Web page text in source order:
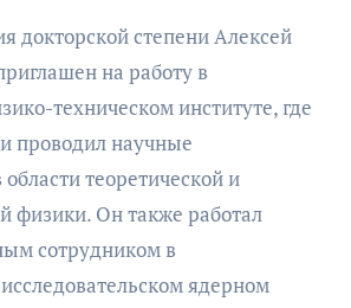
докторской степени Алексей
на работу в
техническом институте, где
проводил научные
теоретической и
физики. Он также работал
сотрудником в
ядерном